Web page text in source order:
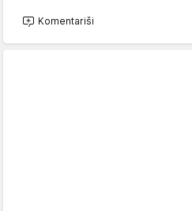
Komentariši